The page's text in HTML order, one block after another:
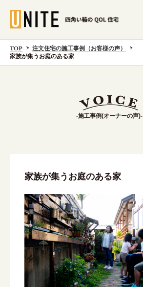
TOP
注文住宅の施工事例（お客様の声）
家族が集うお庭のある家
-施工事例(オーナーの声)-
家族が集うお庭のある家